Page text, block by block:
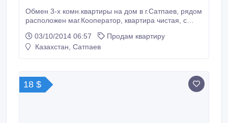
Обмен 3-х комн.квартиры на дом в г.Сатпаев, рядом
расположен маг.Кооператор, квартира чистая, с
03/10/2014 06:57
Продам квартиру
Казахстан, Сатпаев
18 $